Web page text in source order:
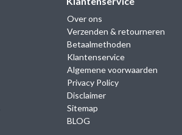
Over ons
Verzenden & retourneren
Betaalmethoden
Klantenservice
Algemene voorwaarden
Privacy Policy
Disclaimer
Sitemap
BLOG